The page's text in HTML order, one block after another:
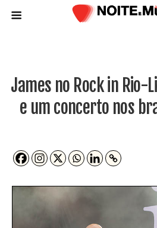
James no Rock in Rio-
e um concerto nos